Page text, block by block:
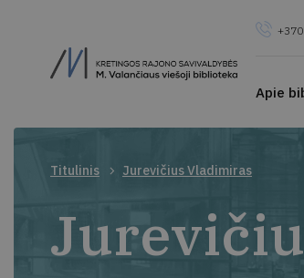
Apie
Titulinis Jurevičius Vladimiras